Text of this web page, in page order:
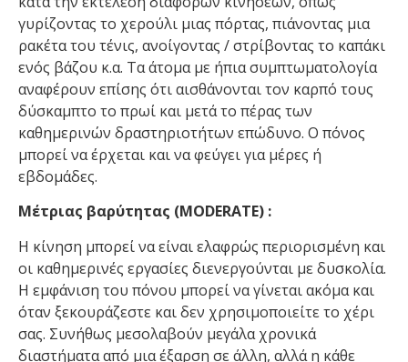
γυρίζοντας το χερούλι μιας πόρτας, πιάνοντας μια
ρακέτα του τένις, ανοίγοντας / στρίβοντας το καπάκι
ενός βάζου κ.α. Τα άτομα με ήπια συμπτωματολογία
αναφέρουν επίσης ότι αισθάνονται τον καρπό τους
δύσκαμπτο το πρωί και μετά το πέρας των
καθημερινών δραστηριοτήτων επώδυνο. Ο πόνος
μπορεί να έρχεται και να φεύγει για μέρες ή
εβδομάδες.
Μέτριας βαρύτητας (MODERATE) :
Η κίνηση μπορεί να είναι ελαφρώς περιορισμένη και
οι καθημερινές εργασίες διενεργούνται με δυσκολία.
Η εμφάνιση του πόνου μπορεί να γίνεται ακόμα και
όταν ξεκουράζεστε και δεν χρησιμοποιείτε το χέρι
σας. Συνήθως μεσολαβούν μεγάλα χρονικά
διαστήματα από μια έξαρση σε άλλη, αλλά η κάθε